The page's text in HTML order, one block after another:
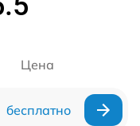
Цена
бесплатно